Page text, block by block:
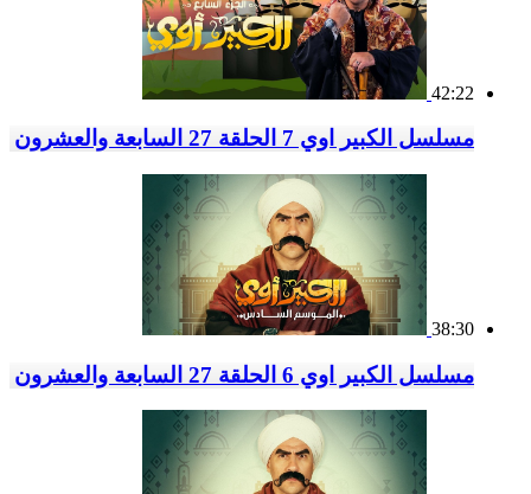
42:22
مسلسل الكبير اوي 7 الحلقة 27 السابعة والعشرون
38:30
مسلسل الكبير اوي 6 الحلقة 27 السابعة والعشرون